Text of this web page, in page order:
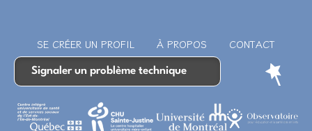
SE CRÉER UN PROFIL À PROPOS CONTACT
Signaler un problème technique